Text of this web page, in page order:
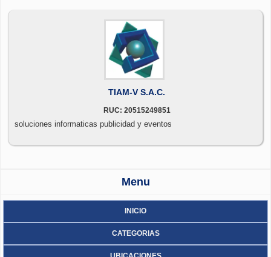
TIAM-V S.A.C.
RUC: 20515249851
soluciones informaticas publicidad y eventos
Menu
INICIO
CATEGORIAS